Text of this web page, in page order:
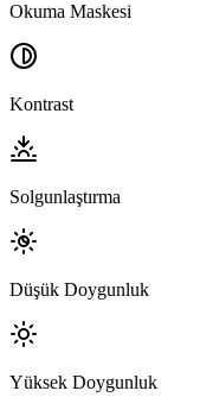
Okuma Maskesi
Kontrast
Solgunlaştırma
Düşük Doygunluk
Yüksek Doygunluk